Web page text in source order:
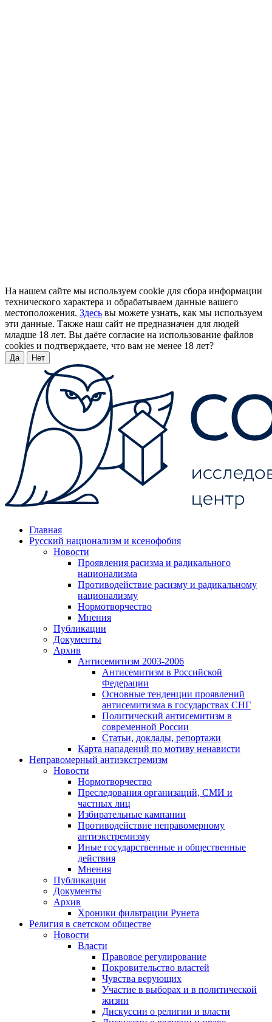
На нашем сайте мы используем cookie для сбора информации
технического характера и обрабатываем данные вашего
местоположения. Здесь вы можете узнать, как мы используем
эти данные. Также наш сайт не предназначен для людей
младше 18 лет. Вы даёте согласие на использование файлов
cookies и подтверждаете, что вам не менее 18 лет?
Да Нет
Главная
Русский национализм и ксенофобия
Новости
Проявления расизма и радикального
национализма
Противодействие расизму и радикальному
национализму
Нормотворчество
Мнения
Публикации
Документы
Архив
Антисемитизм 2003-2006
Антисемитизм в Российской
Федерации
Основные тенденции проявлений
антисемитизма в государствах СНГ
Политический антисемитизм в
современной России
Статьи, доклады, репортажи
Карта нападений по мотиву ненависти
Неправомерный антиэкстремизм
Новости
Нормотворчество
Преследования организаций, СМИ и
частных лиц
Избирательные кампании
Противодействие неправомерному
антиэкстремизму
Иные государственные и общественные
действия
Мнения
Публикации
Документы
Архив
Хроники фильтрации Рунета
Религия в светском обществе
Новости
Власти
Правовое регулирование
Покровительство властей
Чувства верующих
Участие в выборах и в политической
жизни
Дискуссии о религии и власти